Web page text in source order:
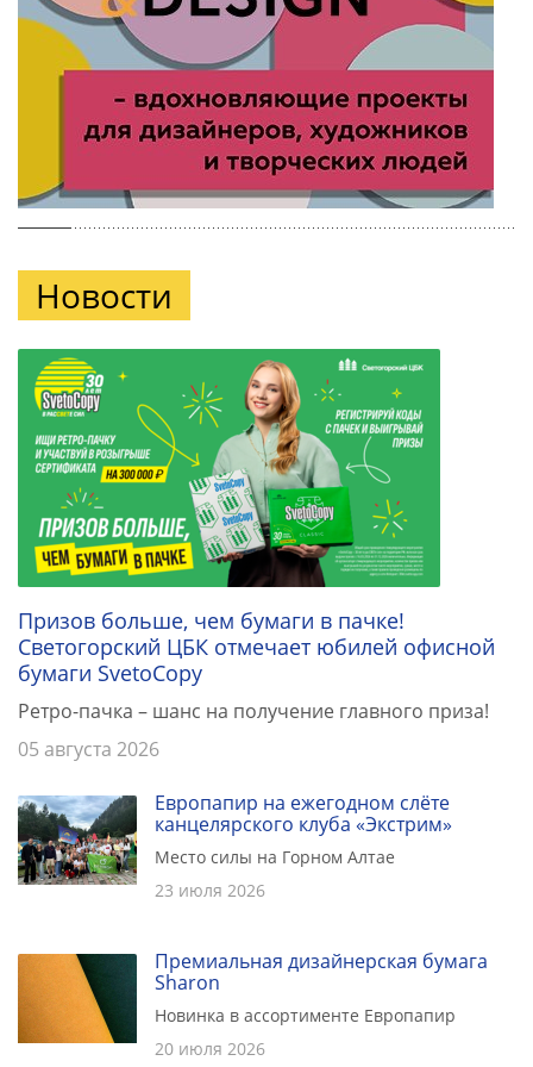
Новости
Призов больше, чем бумаги в пачке!
Светогорский ЦБК отмечает юбилей офисной
бумаги SvetoCopy
Ретро-пачка – шанс на получение главного приза!
05 августа 2026
Европапир на ежегодном слёте
канцелярского клуба «Экстрим»
Место силы на Горном Алтае
23 июля 2026
Премиальная дизайнерская бумага
Sharon
Новинка в ассортименте Европапир
20 июля 2026